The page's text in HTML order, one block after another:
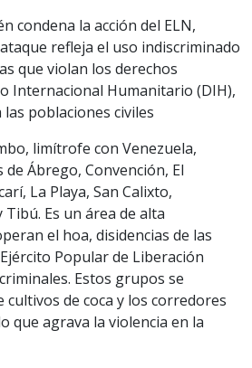
condena la acción del ELN,
refleja el uso indiscriminado
que violan los derechos
Internacional Humanitario (DIH),
poblaciones civiles
limítrofe con Venezuela,
Ábrego, Convención, El
La Playa, San Calixto,
Es un área de alta
el hoa, disidencias de las
Popular de Liberación
Estos grupos se
de coca y los corredores
que agrava la violencia en la